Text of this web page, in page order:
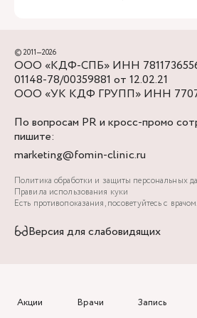
между ЖК и магазином
домофоне код, который вы
затем пройти прямо вдоль
будет слева.Территория ЖК
ваш визит к специалистам
Если заблудитесь, вы всегда
нам, и мы вам поможем
© 2011—2026
ООО «КДФ-СПБ» ИНН
01148-78/00359881 от 12.02.21
ООО «УК КДФ ГРУПП» ИНН
По вопросам PR и кросс-промо
пишите:
marketing@fomin-clinic.ru
Политика обработки и защиты персональных
Правила использования куки
Есть противопоказания, посоветуйтесь с врачом.
Версия для слабовидящих
Акции Врачи Запись